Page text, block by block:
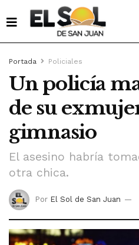
Portada Policiales
Un policía
de su
gimnasio
El asesino habría
otra chica.
Por El Sol de San Juan